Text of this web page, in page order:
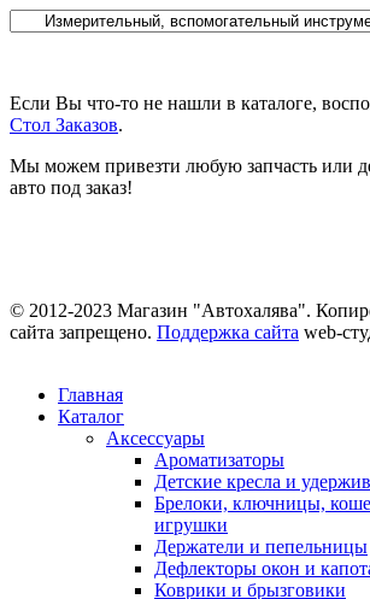
Если Вы что-то не нашли в каталоге,
Стол Заказов.
Мы можем привезти любую запчасть или
авто под заказ!
© 2012-2023 Магазин "Автохалява".
сайта запрещено. Поддержка сайта web-
Главная
Каталог
Аксессуары
Ароматизаторы
Детские кресла и
Брелоки, ключницы,
игрушки
Держатели и пепельницы
Дефлекторы окон и
Коврики и брызговики